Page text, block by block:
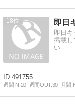
18 即日
即日
掲載し
い
491755
週間IN:20 週間OUT:30 月間